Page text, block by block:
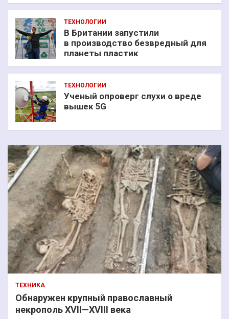
ТЕХНОЛОГИИ
В Британии запустили
в производство безвредный для
планеты пластик
ТЕХНОЛОГИИ
Ученый опроверг слухи о вреде
вышек 5G
ТЕХНИКА
Обнаружен крупный православный
некрополь XVII—XVIII века